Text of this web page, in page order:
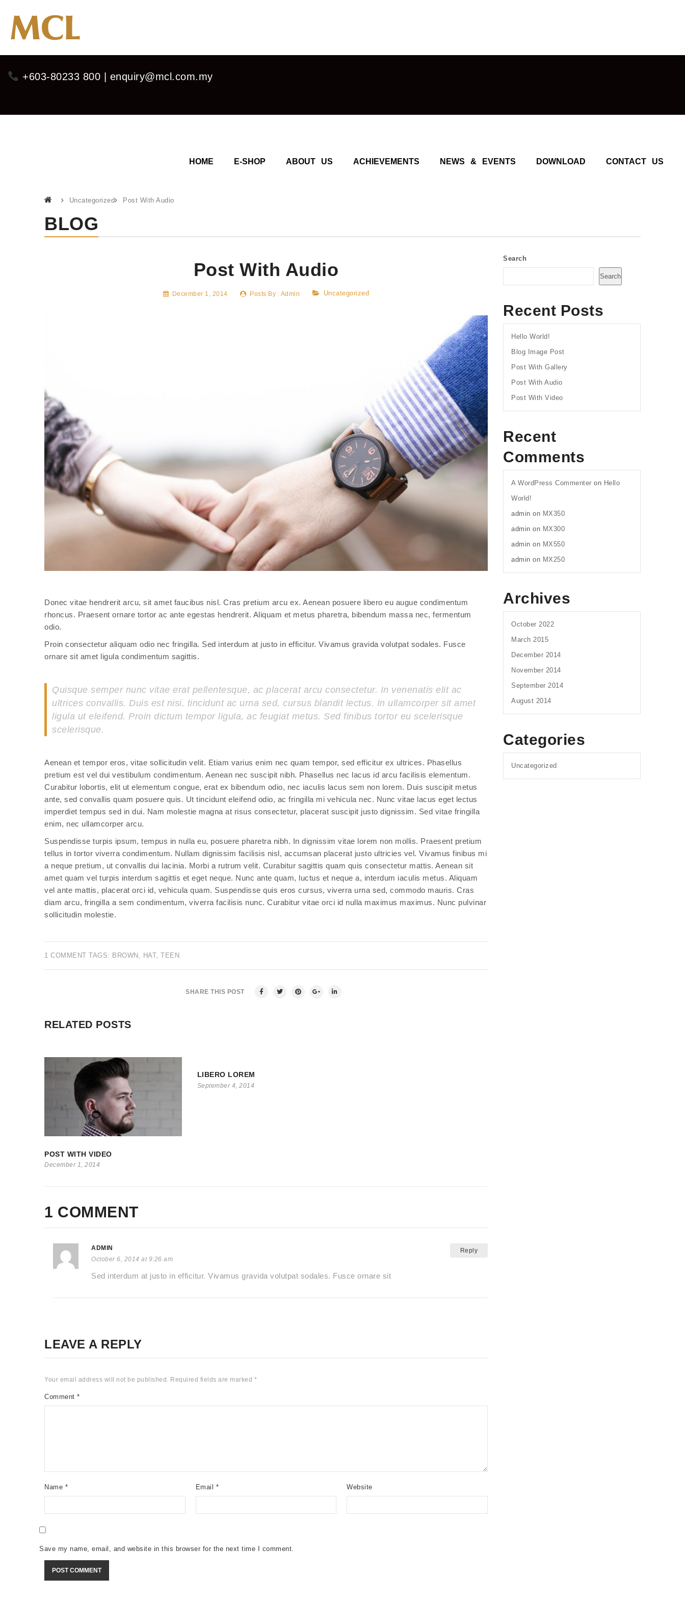
+603-80233 800 | enquiry@mcl.com.my
HOME E-SHOP ABOUT US ACHIEVEMENTS NEWS & EVENTS DOWNLOAD CONTACT US
Uncategorized Post With Audio
BLOG
Post With Audio
December 1, 2014 Posts By : Admin Uncategorized
Donec vitae hendrerit arcu, sit amet faucibus nisl. Cras pretium arcu ex. Aenean posuere libero eu augue condimentum
rhoncus. Praesent ornare tortor ac ante egestas hendrerit. Aliquam et metus pharetra, bibendum massa nec, fermentum
odio.
Proin consectetur aliquam odio nec fringilla. Sed interdum at justo in efficitur. Vivamus gravida volutpat sodales. Fusce
ornare sit amet ligula condimentum sagittis.
Quisque semper nunc vitae erat pellentesque, ac placerat arcu consectetur. In venenatis elit ac
ultrices convallis. Duis est nisi, tincidunt ac urna sed, cursus blandit lectus. In ullamcorper sit amet
ligula ut eleifend. Proin dictum tempor ligula, ac feugiat metus. Sed finibus tortor eu scelerisque
scelerisque.
Aenean et tempor eros, vitae sollicitudin velit. Etiam varius enim nec quam tempor, sed efficitur ex ultrices. Phasellus
pretium est vel dui vestibulum condimentum. Aenean nec suscipit nibh. Phasellus nec lacus id arcu facilisis elementum.
Curabitur lobortis, elit ut elementum congue, erat ex bibendum odio, nec iaculis lacus sem non lorem. Duis suscipit metus
ante, sed convallis quam posuere quis. Ut tincidunt eleifend odio, ac fringilla mi vehicula nec. Nunc vitae lacus eget lectus
imperdiet tempus sed in dui. Nam molestie magna at risus consectetur, placerat suscipit justo dignissim. Sed vitae fringilla
enim, nec ullamcorper arcu.
Suspendisse turpis ipsum, tempus in nulla eu, posuere pharetra nibh. In dignissim vitae lorem non mollis. Praesent pretium
tellus in tortor viverra condimentum. Nullam dignissim facilisis nisl, accumsan placerat justo ultricies vel. Vivamus finibus mi
a neque pretium, ut convallis dui lacinia. Morbi a rutrum velit. Curabitur sagittis quam quis consectetur mattis. Aenean sit
amet quam vel turpis interdum sagittis et eget neque. Nunc ante quam, luctus et neque a, interdum iaculis metus. Aliquam
vel ante mattis, placerat orci id, vehicula quam. Suspendisse quis eros cursus, viverra urna sed, commodo mauris. Cras
diam arcu, fringilla a sem condimentum, viverra facilisis nunc. Curabitur vitae orci id nulla maximus maximus. Nunc pulvinar
sollicitudin molestie.
1 COMMENT TAGS: BROWN HAT, TEEN
SHARE THIS POST
RELATED POSTS
POST WITH VIDEO
December 1, 2014
LIBERO LOREM
September 4, 2014
1 COMMENT
ADMIN
October 6, 2014 at 9:26 am
Reply
Sed interdum at justo in efficitur. Vivamus gravida volutpat sodales. Fusce ornare sit
LEAVE A REPLY
Your email address will not be published. Required fields are marked *
Comment *
Name * Email * Website
Save my name, email, and website in this browser for the next time I comment.
Search
Search
Recent Posts
Hello World!
Blog Image Post
Post With Gallery
Post With Audio
Post With Video
Recent
Comments
A WordPress Commenter on Hello
World!
admin on MX350
admin on MX300
admin on MX550
admin on MX250
Archives
October 2022
March 2015
December 2014
November 2014
September 2014
August 2014
Categories
Uncategorized